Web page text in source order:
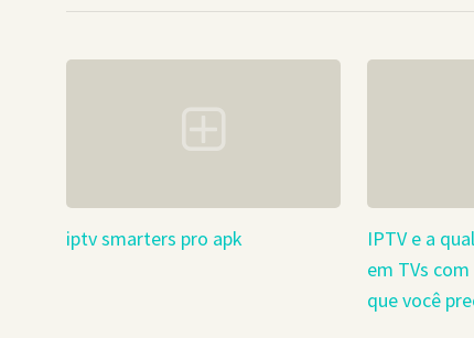
iptv smarters pro apk
IPTV e a
em TVs
que você